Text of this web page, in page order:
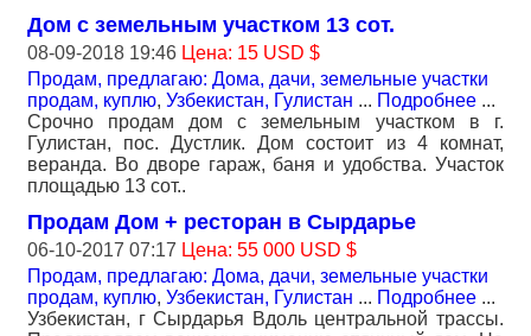
Дом с земельным участком 13 сот.
08-09-2018 19:46 Цена: 15 USD $
Продам, предлагаю: Дома, дачи, земельные участки
продам, куплю, Узбекистан, Гулистан ... Подробнее ...
Срочно продам дом с земельным участком в г.
Гулистан, пос. Дустлик. Дом состоит из 4 комнат,
веранда. Во дворе гараж, баня и удобства. Участок
площадью 13 сот..
Продам Дом + ресторан в Сырдарье
06-10-2017 07:17 Цена: 55 000 USD $
Продам, предлагаю: Дома, дачи, земельные участки
продам, куплю, Узбекистан, Гулистан ... Подробнее ...
Узбекистан, г Сырдарья Вдоль центральной трассы.